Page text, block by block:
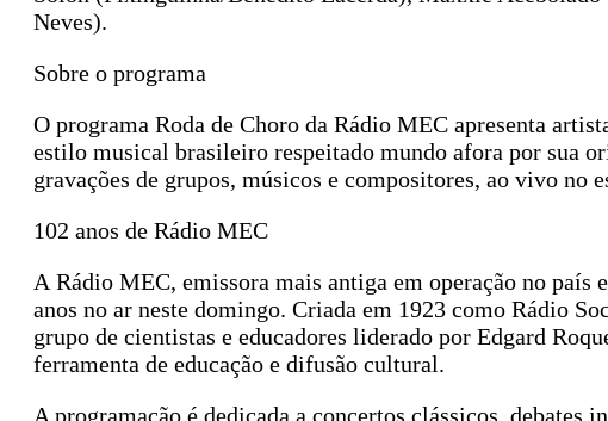
Neves).
Sobre o programa
O programa Roda de Choro da Rádio MEC apresenta
estilo musical brasileiro respeitado mundo afora por sua
gravações de grupos, músicos e compositores, ao vivo no
102 anos de Rádio MEC
A Rádio MEC, emissora mais antiga em operação no
anos no ar neste domingo. Criada em 1923 como Rádio
grupo de cientistas e educadores liderado por Edgard
ferramenta de educação e difusão cultural.
A programação é dedicada a concertos clássicos, debates